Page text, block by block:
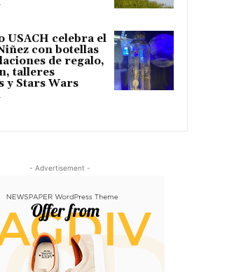
USACH celebra el
con botellas
de regalo,
talleres
y Stars Wars
- Advertisement -